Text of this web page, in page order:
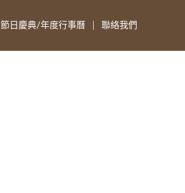
節日慶典/年度行事曆 聯絡我們